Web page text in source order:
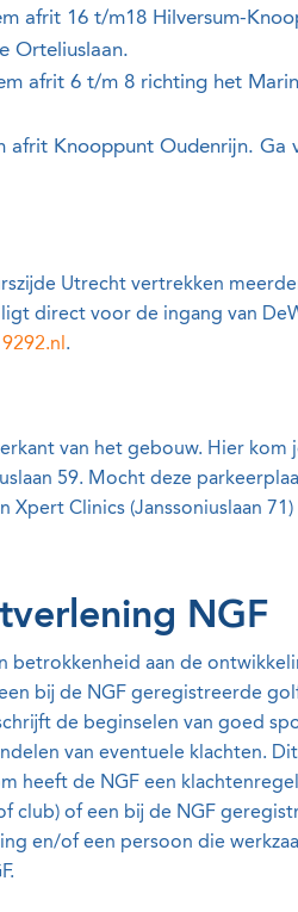
afrit 16 t/m18 Hilversum-
Orteliuslaan.
afrit 6 t/m 8 richting het
afrit Knooppunt Oudenrijn. Ga
Utrecht vertrekken
direct voor de ingang van
9292.nl .
van het gebouw. Hier
59. Mocht deze
Xpert Clinics (Janssoniuslaan
NGF
betrokkenheid aan de
bij de NGF geregistreerde
de beginselen van goed
van eventuele klachten.
heeft de NGF een
club) of een bij de NGF
en/of een persoon die